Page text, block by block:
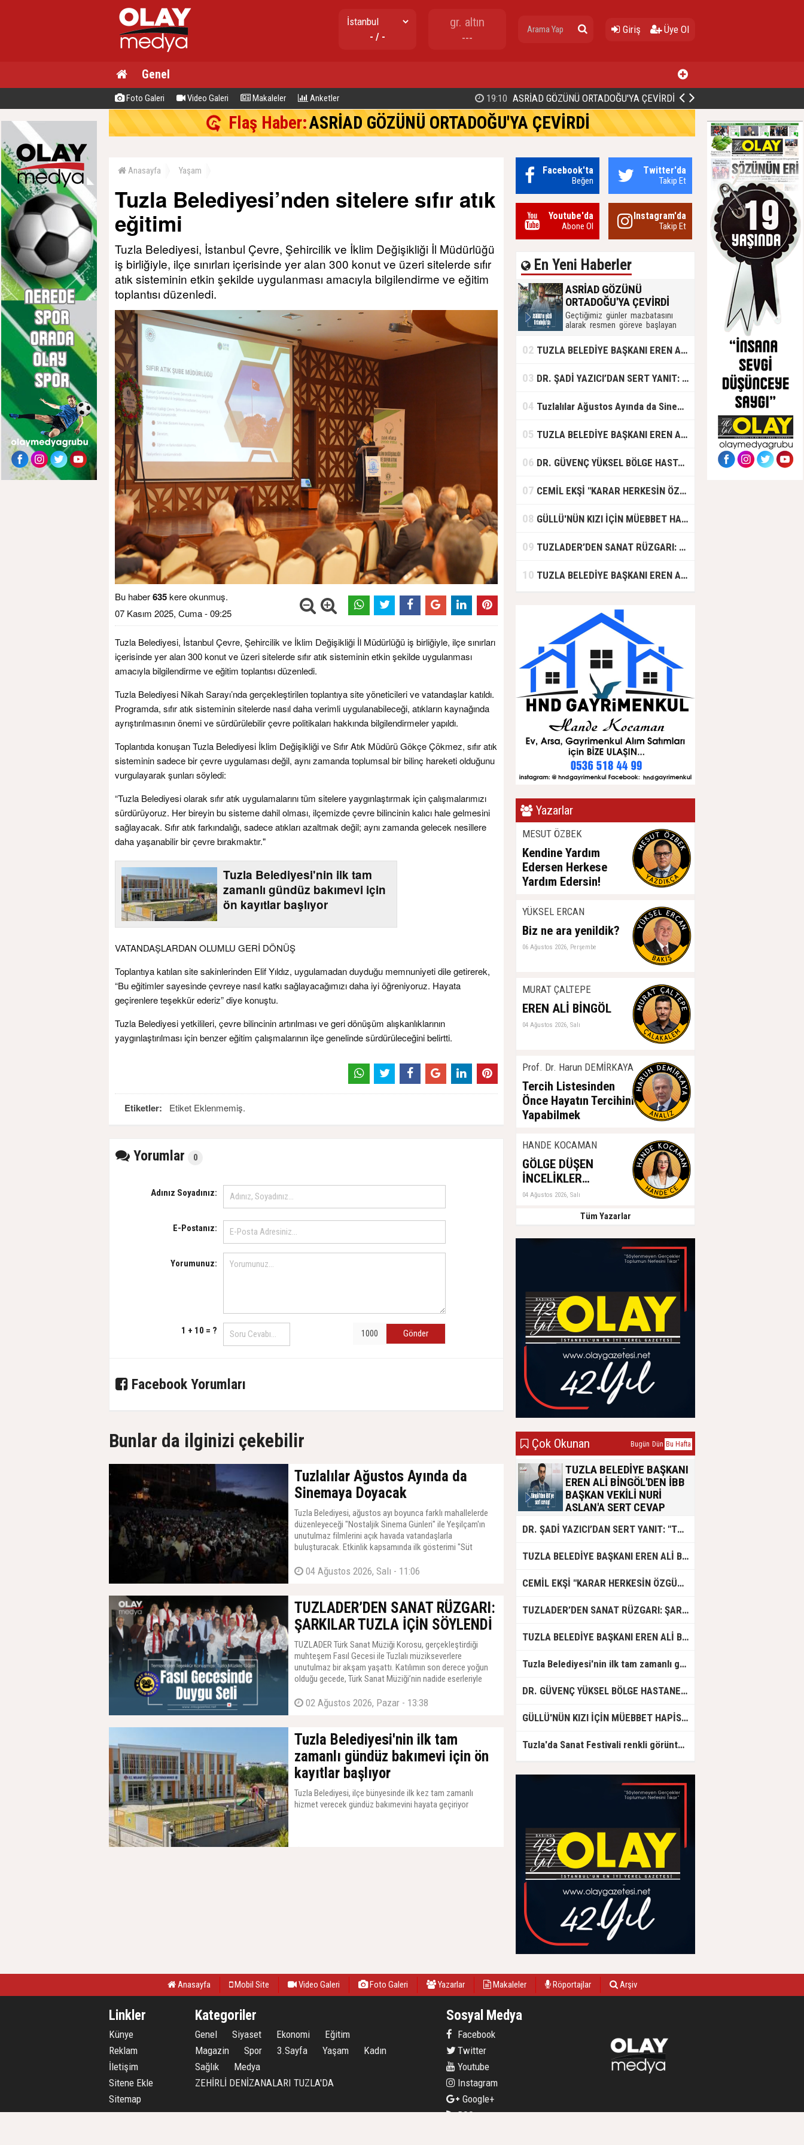
- / -
gr. altın
---
Giriş Üye Ol
Genel
Foto Galeri Video Galeri Makaleler Anketler TUZLA BELEDİYE BAŞKANI EREN ALİ BİNGÖL’DEN İBB’YE SORULAR: "O ZAMAN NEDEN GÖRMEDİNİZ?
Flaş Haber:ASRİAD GÖZÜNÜ ORTADOĞU'YA ÇEVİRDİ
Anasayfa Yaşam
Tuzla Belediyesi’nden sitelere sıfır atık
eğitimi
Tuzla Belediyesi, İstanbul Çevre, Şehircilik ve İklim Değişikliği İl Müdürlüğü
iş birliğiyle, ilçe sınırları içerisinde yer alan 300 konut ve üzeri sitelerde sıfır
atık sisteminin etkin şekilde uygulanması amacıyla bilgilendirme ve eğitim
toplantısı düzenledi.
Bu haber635kere okunmuş.
07 Kasım 2025, Cuma - 09:25
Tuzla Belediyesi, İstanbul Çevre, Şehircilik ve İklim Değişikliği İl Müdürlüğü iş birliğiyle, ilçe sınırları
içerisinde yer alan 300 konut ve üzeri sitelerde sıfır atık sisteminin etkin şekilde uygulanması
amacıyla bilgilendirme ve eğitim toplantısı düzenledi.
Tuzla Belediyesi Nikah Sarayı’nda gerçekleştirilen toplantıya site yöneticileri ve vatandaşlar katıldı.
Programda, sıfır atık sisteminin sitelerde nasıl daha verimli uygulanabileceği, atıkların kaynağında
ayrıştırılmasının önemi ve sürdürülebilir çevre politikaları hakkında bilgilendirmeler yapıldı.
Toplantıda konuşan Tuzla Belediyesi İklim Değişikliği ve Sıfır Atık Müdürü Gökçe Çökmez, sıfır atık
sisteminin sadece bir çevre uygulaması değil, aynı zamanda toplumsal bir bilinç hareketi olduğunu
vurgulayarak şunları söyledi:
“Tuzla Belediyesi olarak sıfır atık uygulamalarını tüm sitelere yaygınlaştırmak için çalışmalarımızı
sürdürüyoruz. Her bireyin bu sisteme dahil olması, ilçemizde çevre bilincinin kalıcı hale gelmesini
sağlayacak. Sıfır atık farkındalığı, sadece atıkları azaltmak değil; aynı zamanda gelecek nesillere
daha yaşanabilir bir çevre bırakmaktır."
Tuzla Belediyesi'nin ilk tam
zamanlı gündüz bakımevi için
ön kayıtlar başlıyor
VATANDAŞLARDAN OLUMLU GERİ DÖNÜŞ
Toplantıya katılan site sakinlerinden Elif Yıldız, uygulamadan duyduğu memnuniyeti dile getirerek,
“Bu eğitimler sayesinde çevreye nasıl katkı sağlayacağımızı daha iyi öğreniyoruz. Hayata
geçirenlere teşekkür ederiz” diye konuştu.
Tuzla Belediyesi yetkilileri, çevre bilincinin artırılması ve geri dönüşüm alışkanlıklarının
yaygınlaştırılması için benzer eğitim çalışmalarının ilçe genelinde sürdürüleceğini belirtti.
Etiketler: Etiket Eklenmemiş.
Yorumlar 0
Adınız Soyadınız:
E-Postanız:
Yorumunuz:
1 + 10 = ? Gönder
Facebook Yorumları
Bunlar da ilginizi çekebilir
Tuzlalılar Ağustos Ayında da
Sinemaya Doyacak
Tuzla Belediyesi, ağustos ayı boyunca farklı mahallelerde
düzenleyeceği "Nostaljik Sinema Günleri" ile Yeşilçam'ın
unutulmaz filmlerini açık havada vatandaşlarla
buluşturacak. Etkinlik kapsamında ilk gösterimi "Süt
04 Ağustos 2026, Salı - 11:06
TUZLADER’DEN SANAT RÜZGARI:
ŞARKILAR TUZLA İÇİN SÖYLENDİ
TUZLADER Türk Sanat Müziği Korosu, gerçekleştirdiği
muhteşem Fasıl Gecesi ile Tuzlalı müzikseverlere
unutulmaz bir akşam yaşattı. Katılımın son derece yoğun
olduğu gecede, Türk Sanat Müziği’nin nadide eserleriyle
geçirildi.
02 Ağustos 2026, Pazar - 13:38
Tuzla Belediyesi'nin ilk tam
zamanlı gündüz bakımevi için ön
kayıtlar başlıyor
Tuzla Belediyesi, ilçe bünyesinde ilk kez tam zamanlı
hizmet verecek gündüz bakımevini hayata geçiriyor
Facebook'ta
Beğen
Twitter'da
Takip Et
Youtube'da
Abone Ol
Instagram'da
Takip Et
En Yeni Haberler
ASRİAD GÖZÜNÜ
ORTADOĞU'YA ÇEVİRDİ
Geçtiğimiz günler mazbatasını
alarak resmen göreve başlayan
Şener Yılmaz ve yönetimi,
uluslararası iş birliği ve ticaret için
02 TUZLA BELEDİYE BAŞKANI EREN ALİ BİNGÖL’DEN İBB’YE SORULAR: "O ZAMAN NEDEN GÖRMEDİNİZ?
03 DR. ŞADİ YAZICI’DAN SERT YANIT: "TUZLA’YA YÖNELİK KİN VE HIRSIN TUTARSIZLIKLAR MANZUMESİ"
04 Tuzlalılar Ağustos Ayında da Sinemaya Doyacak
05 TUZLA BELEDİYE BAŞKANI EREN ALİ BİNGÖL'DEN İBB BAŞKAN VEKİLİ NURİ ASLAN'A SERT CEVAP
06 DR. GÜVENÇ YÜKSEL BÖLGE HASTANESİ'NDE ÇALIŞMAYA BAŞLADI
07 CEMİL EKŞİ "KARAR HERKESİN ÖZGÜRLÜĞÜ"
08 GÜLLÜ'NÜN KIZI İÇİN MÜEBBET HAPİS CEZASI İSTENDİ!
09 TUZLADER’DEN SANAT RÜZGARI: ŞARKILAR TUZLA İÇİN SÖYLENDİ
10 TUZLA BELEDİYE BAŞKANI EREN ALİ BİNGÖL AK PARTİ'DE
Yazarlar
MESUT ÖZBEK
Kendine Yardım
Edersen Herkese
Yardım Edersin!
YÜKSEL ERCAN
Biz ne ara yenildik?
06 Ağustos 2026, Perşembe
MURAT ÇALTEPE
EREN ALİ BİNGÖL
04 Ağustos 2026, Salı
Prof. Dr. Harun DEMİRKAYA
Tercih Listesinden
Önce Hayatın Tercihini
Yapabilmek
HANDE KOCAMAN
GÖLGE DÜŞEN
İNCELİKLER…
04 Ağustos 2026, Salı
Tüm Yazarlar
Çok Okunan Bugün Dün Bu Hafta
TUZLA BELEDİYE BAŞKANI
EREN ALİ BİNGÖL'DEN İBB
BAŞKAN VEKİLİ NURİ
ASLAN'A SERT CEVAP
Bingöl, İBB Başkan Vekili Nuri
açıklamalarına yazılı bir basın
açıklamasıyla yanıt verdi. Konunun
Tuzlalının geleceğini ilgilendiren
hayati bir sorun olduğunu vurgulayan
2024 yıllarına ait olduğunu belirtti.
DR. ŞADİ YAZICI’DAN SERT YANIT: "TUZLA’YA YÖNELİK KİN VE HIRSIN TUTARSIZLIKLAR MANZUMESİ"
TUZLA BELEDİYE BAŞKANI EREN ALİ BİNGÖL AK PARTİ'DE
CEMİL EKŞİ "KARAR HERKESİN ÖZGÜRLÜĞÜ"
TUZLADER’DEN SANAT RÜZGARI: ŞARKILAR TUZLA İÇİN SÖYLENDİ
TUZLA BELEDİYE BAŞKANI EREN ALİ BİNGÖL’DEN İBB’YE SORULAR: "O ZAMAN NEDEN GÖRMEDİNİZ?
Tuzla Belediyesi'nin ilk tam zamanlı gündüz bakımevi için ön kayıtlar başlıyor
DR. GÜVENÇ YÜKSEL BÖLGE HASTANESİ'NDE ÇALIŞMAYA BAŞLADI
GÜLLÜ'NÜN KIZI İÇİN MÜEBBET HAPİS CEZASI İSTENDİ!
Tuzla'da Sanat Festivali renkli görüntülere sahne oldu
Anasayfa Mobil Site Video Galeri Foto Galeri Yazarlar Makaleler Röportajlar Arşiv
Linkler
Künye
Reklam
İletişim
Sitene Ekle
Sitemap
Kategoriler
Genel Siyaset Ekonomi
Eğitim
Magazin
Spor 3.Sayfa Yaşam
Kadın
Sağlık
Medya
ZEHİRLİ DENİZANALARI TUZLA'DA
Sosyal Medya
Facebook
Twitter
Youtube
Instagram
Google+
RSS